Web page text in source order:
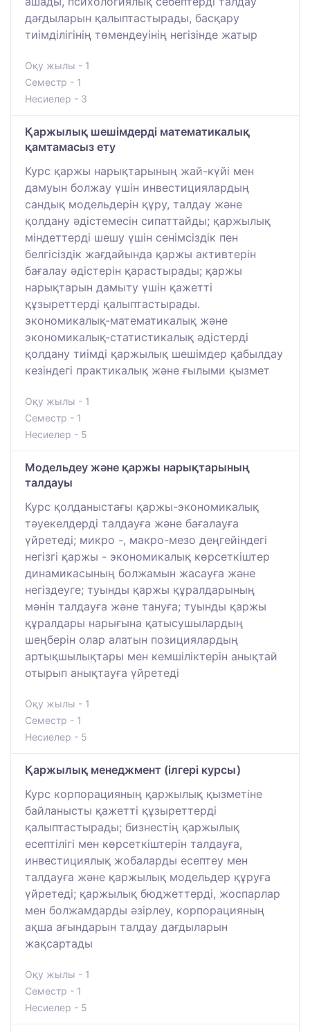
дағдыларын қалыптастырады, басқару
тиімділігінің төмендеуінің негізінде жатыр
Оқу жылы - 1
Семестр - 1
Несиелер - 3
Қаржылық шешімдерді математикалық
қамтамасыз ету
Курс қаржы нарықтарының жай-күйі мен
дамуын болжау үшін инвестициялардың
сандық модельдерін құру, талдау және
қолдану әдістемесін сипаттайды; қаржылық
міндеттерді шешу үшін сенімсіздік пен
белгісіздік жағдайында қаржы активтерін
бағалау әдістерін қарастырады; қаржы
нарықтарын дамыту үшін қажетті
құзыреттерді қалыптастырады.
экономикалық-математикалық және
экономикалық-статистикалық әдістерді
қолдану тиімді қаржылық шешімдер қабылдау
кезіндегі практикалық және ғылыми қызмет
Оқу жылы - 1
Семестр - 1
Несиелер - 5
Модельдеу және қаржы нарықтарының
талдауы
Курс қолданыстағы қаржы-экономикалық
тәуекелдерді талдауға және бағалауға
үйретеді; микро -, макро-мезо деңгейіндегі
негізгі қаржы - экономикалық көрсеткіштер
динамикасының болжамын жасауға және
негіздеуге; туынды қаржы құралдарының
мәнін талдауға және тануға; туынды қаржы
құралдары нарығына қатысушылардың
шеңберін олар алатын позициялардың
артықшылықтары мен кемшіліктерін анықтай
отырып анықтауға үйретеді
Оқу жылы - 1
Семестр - 1
Несиелер - 5
Қаржылық менеджмент (ілгері курсы)
Курс корпорацияның қаржылық қызметіне
байланысты қажетті құзыреттерді
қалыптастырады; бизнестің қаржылық
есептілігі мен көрсеткіштерін талдауға,
инвестициялық жобаларды есептеу мен
талдауға және қаржылық модельдер құруға
үйретеді; қаржылық бюджеттерді, жоспарлар
мен болжамдарды әзірлеу, корпорацияның
ақша ағындарын талдау дағдыларын
жақсартады
Оқу жылы - 1
Семестр - 1
Несиелер - 5